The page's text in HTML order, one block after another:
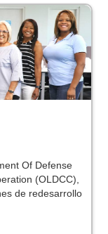
Of Defense
(OLDCC),
de redesarrollo